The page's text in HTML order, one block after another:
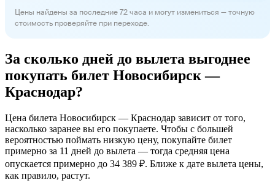
Цены найдены за последние 72 часа и могут измениться — точную
стоимость проверяйте при переходе.
За сколько дней до вылета выгоднее
покупать билет Новосибирск —
Краснодар?
Цена билета Новосибирск — Краснодар зависит от того,
насколько заранее вы его покупаете. Чтобы с большей
вероятностью поймать низкую цену, покупайте билет
примерно за 11 дней до вылета — тогда средняя цена
опускается примерно до 34 389 ₽. Ближе к дате вылета цены,
как правило, растут.